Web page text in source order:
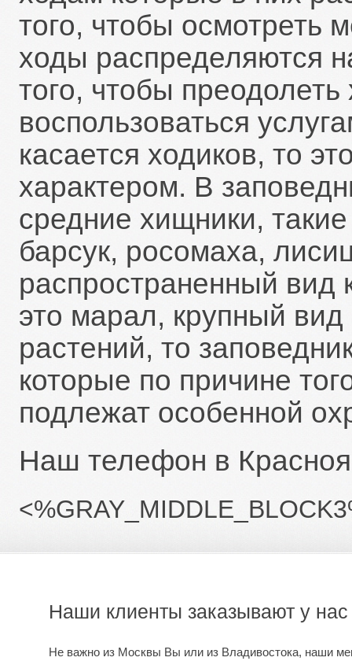
того, чтобы осмотреть
ходы распределяются
того, чтобы
воспользоваться
касается ходиков, то
характером. В
средние хищники,
барсук, росомаха,
распространенный вид
это марал, крупный
растений, то
которые по причине
подлежат особенной
Наш телефон в
Наши клиенты заказывают у
Не важно из Москвы Вы или из Владивостока, наши